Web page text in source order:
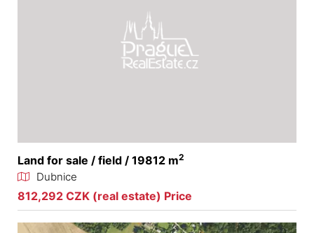
Land for sale / field / 19812 m2
Dubnice
812,292 CZK (real estate) Price